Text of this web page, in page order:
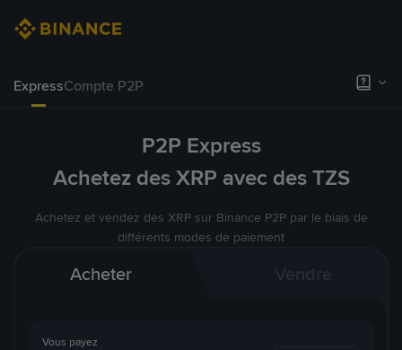
ExpressCompte P2P
P2P Express
Achetez des XRP avec des TZS
Achetez et vendez des XRP sur Binance P2P par le biais de
différents modes de paiement
Acheter
Vous payez